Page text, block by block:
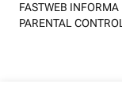
FASTWEB INFORMA
PARENTAL CONTROL